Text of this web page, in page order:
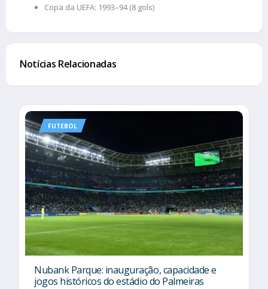
Copa da UEFA: 1993–94 (8 gols)
Notícias Relacionadas
FUTEBOL
Nubank Parque: inauguração, capacidade e
jogos históricos do estádio do Palmeiras